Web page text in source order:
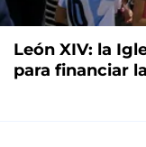
León XIV: la
para financiar